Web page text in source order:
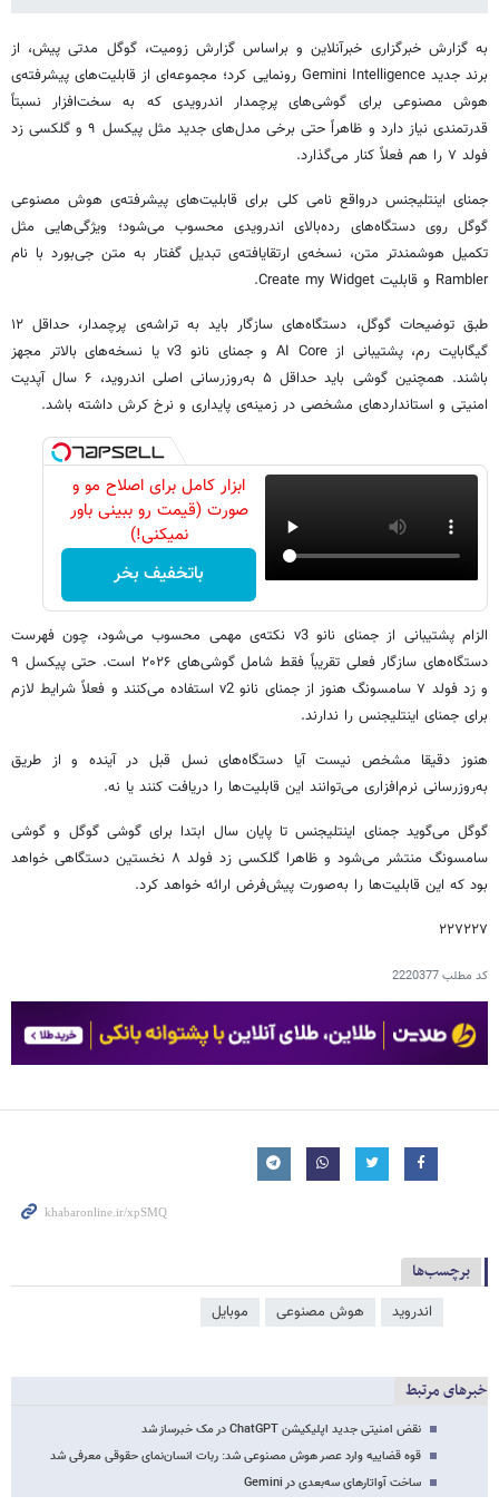
به گزارش خبرگزاری خبرآنلاین و براساس گزارش زومیت، گوگل مدتی پیش، از
برند جدید ‌Gemini Intelligence رونمایی کرد؛ مجموعه‌ای از قابلیت‌های پیشرفته‌ی
هوش مصنوعی برای گوشی‌های پرچمدار اندرویدی که به سخت‌افزار نسبتاً
قدرتمندی نیاز دارد و ظاهراً حتی برخی مدل‌های جدید مثل ‌پیکسل ۹ و گلکسی زد
فولد ۷ را هم فعلاً کنار می‌گذارد.
جمنای اینتلیجنس درواقع نامی کلی برای قابلیت‌های پیشرفته‌ی هوش مصنوعی
گوگل روی دستگاه‌های رده‌بالای اندرویدی محسوب می‌شود؛ ویژگی‌هایی مثل
تکمیل هوشمندتر متن، نسخه‌ی ارتقایافته‌ی تبدیل گفتار به متن جی‌بورد با نام
Rambler و قابلیت Create my Widget.
طبق توضیحات گوگل، دستگاه‌های سازگار باید به تراشه‌ی پرچمدار، حداقل ۱۲
گیگابایت رم، پشتیبانی از AI Core و ‌جمنای نانو v3 یا نسخه‌های بالاتر مجهز
باشند. همچنین گوشی باید حداقل ۵ به‌روزرسانی اصلی اندروید، ۶ سال آپدیت
امنیتی و استانداردهای مشخصی در زمینه‌ی پایداری و نرخ کرش داشته باشد.
ابزار کامل برای اصلاح مو و
صورت (قیمت رو ببینی باور
نمیکنی!)
باتخفیف بخر
الزام پشتیبانی از جمنای نانو v3 نکته‌ی مهمی محسوب می‌شود، چون فهرست
دستگاه‌های سازگار فعلی تقریباً فقط شامل گوشی‌های ۲۰۲۶ است. حتی پیکسل ۹
و زد فولد ۷ سامسونگ هنوز از جمنای نانو v2 استفاده می‌کنند و فعلاً شرایط لازم
برای جمنای اینتلیجنس را ندارند.
هنوز دقیقا مشخص نیست آیا دستگاه‌های نسل قبل در آینده و از طریق
به‌روزرسانی نرم‌افزاری می‌توانند این قابلیت‌ها را دریافت کنند یا نه.
گوگل می‌گوید جمنای اینتلیجنس تا پایان سال ابتدا برای گوشی گوگل و ‌گوشی
سامسونگ منتشر می‌شود و ظاهرا گلکسی زد فولد ۸ نخستین دستگاهی خواهد
بود که این قابلیت‌ها را به‌صورت پیش‌فرض ارائه خواهد کرد.
۲۲۷۲۲۷
کد مطلب2220377
برچسب‌ها
اندروید هوش مصنوعی موبایل
خبرهای مرتبط
نقض امنیتی جدید اپلیکیشن ChatGPT در مک خبرساز شد
قوه قضاییه وارد عصر هوش مصنوعی شد: ربات انسان‌نمای حقوقی معرفی شد
ساخت آواتارهای سه‌بعدی در Gemini